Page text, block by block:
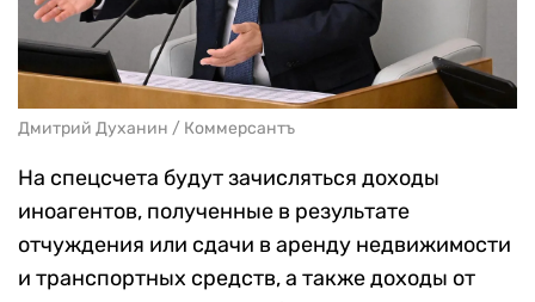
Дмитрий Духанин / Коммерсантъ
На спецсчета будут зачисляться доходы
иноагентов, полученные в результате
отчуждения или сдачи в аренду недвижимости
и транспортных средств, а также доходы от